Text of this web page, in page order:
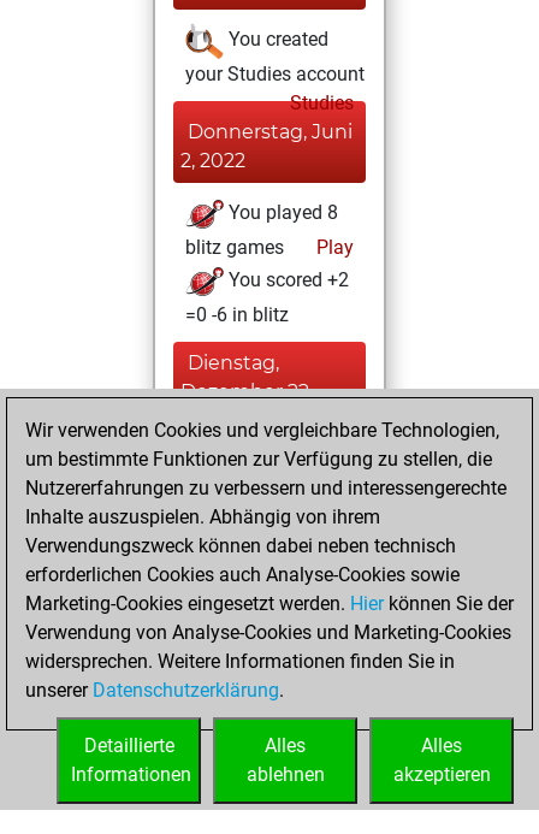
You created
your Studies account
Studies
Donnerstag, Juni
2, 2022
You played 8
blitz games
Play
You scored +2
=0 -6 in blitz
Dienstag,
Dezember 22,
2020
You created
your Fritz account
Fritz
Donnerstag,
Dezember 5, 2019
You played 36
slow games
Play
You scored +12
=0 -24 in slow games
Wir verwenden Cookies und vergleichbare Technologien,
um bestimmte Funktionen zur Verfügung zu stellen, die
Nutzererfahrungen zu verbessern und interessengerechte
Inhalte auszuspielen. Abhängig von ihrem
Verwendungszweck können dabei neben technisch
erforderlichen Cookies auch Analyse-Cookies sowie
Marketing-Cookies eingesetzt werden. Hierkönnen Sie der
Verwendung von Analyse-Cookies und Marketing-Cookies
widersprechen. Weitere Informationen finden Sie in
unserer Datenschutzerklärung.
Alles
akzeptieren
Alles
ablehnen
Detaillierte
Informationen